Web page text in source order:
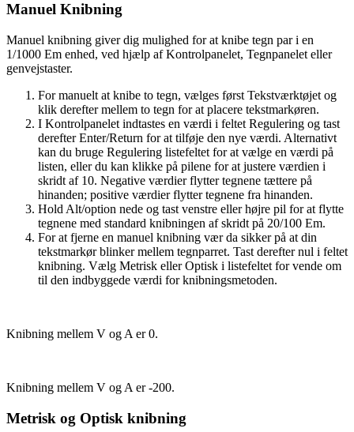
Manuel Knibning
Manuel knibning giver dig mulighed for at knibe tegn par i en
1/1000 Em enhed, ved hjælp af Kontrolpanelet, Tegnpanelet eller
genvejstaster.
For manuelt at knibe to tegn, vælges først Tekstværktøjet og
klik derefter mellem to tegn for at placere tekstmarkøren.
I Kontrolpanelet indtastes en værdi i feltet Regulering og tast
derefter Enter/Return for at tilføje den nye værdi. Alternativt
kan du bruge Regulering listefeltet for at vælge en værdi på
listen, eller du kan klikke på pilene for at justere værdien i
skridt af 10. Negative værdier flytter tegnene tættere på
hinanden; positive værdier flytter tegnene fra hinanden.
Hold Alt/option nede og tast venstre eller højre pil for at flytte
tegnene med standard knibningen af skridt på 20/100 Em.
For at fjerne en manuel knibning vær da sikker på at din
tekstmarkør blinker mellem tegnparret. Tast derefter nul i feltet
knibning. Vælg Metrisk eller Optisk i listefeltet for vende om
til den indbyggede værdi for knibningsmetoden.
Knibning mellem V og A er 0.
Knibning mellem V og A er -200.
Metrisk og Optisk knibning